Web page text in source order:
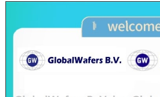
寸訂單上半年均滿產能生產!
場，隨著全球經濟回暖，需求
晶圓的訂單需求持續暢旺，可
生產! 大尺寸晶圓產品，則將隨